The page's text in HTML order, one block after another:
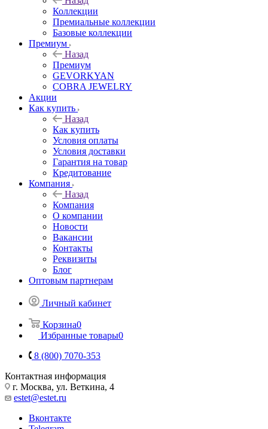
Коллекции
Премиальные коллекции
Базовые коллекции
Премиум
Назад
Премиум
GEVORKYAN
COBRA JEWELRY
Акции
Как купить
Назад
Как купить
Условия оплаты
Условия доставки
Гарантия на товар
Кредитование
Компания
Назад
Компания
О компании
Новости
Вакансии
Контакты
Реквизиты
Блог
Оптовым партнерам
Личный кабинет
Корзина0
Избранные товары0
8 (800) 7070-353
Контактная информация
г. Москва, ул. Веткина, 4
estet@estet.ru
Вконтакте